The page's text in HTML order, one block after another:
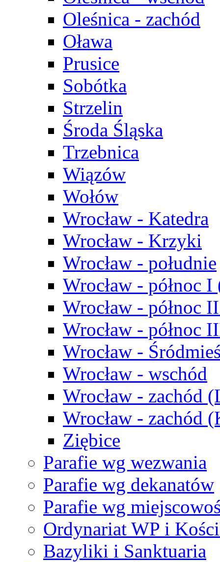
Oleśnica - zachód
Oława
Prusice
Sobótka
Strzelin
Środa Śląska
Trzebnica
Wiązów
Wołów
Wrocław - Katedra
Wrocław - Krzyki
Wrocław - południe
Wrocław - północ
Wrocław - północ
Wrocław - północ
Wrocław -
Wrocław - wschód
Wrocław - zachód
Wrocław - zachód
Ziębice
Parafie wg wezwania
Parafie wg dekanatów
Parafie wg
Ordynariat WP i
Bazyliki i Sanktuaria